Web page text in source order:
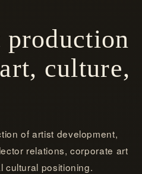
culture,
of artist development,
relations, corporate art
cultural positioning.